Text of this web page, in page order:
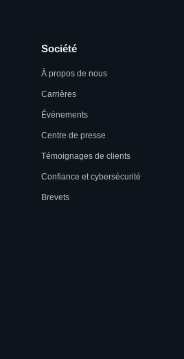
Société
À propos de nous
Carrières
Événements
Centre de presse
Témoignages de clients
Confiance et cybersécurité
Brevets